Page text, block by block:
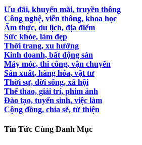
Ưu đãi, khuyến mãi, truyền thông
Công nghệ, viễn thông, khoa học
Ẩm thực, du lịch, địa điểm
Sức khỏe, làm đẹp
Thời trang, xu hướng
Kinh doanh, bất động sản
Máy móc, thi công, vận chuyển
Sản xuất, hàng hóa, vật tư
Thời sự, đời sống, xã hội
Thể thao, giải trí, phim ảnh
Đào tạo, tuyển sinh, việc làm
Cộng đồng, chia sẽ, từ thiện
Tin Tức Cùng Danh Mục